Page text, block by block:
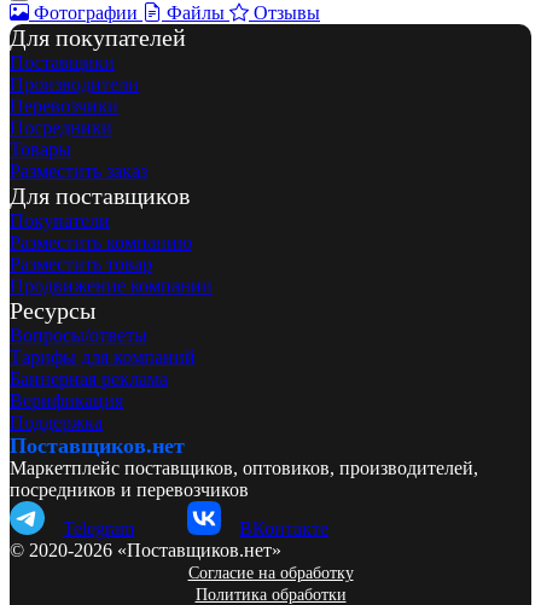
Фотографии Файлы Отзывы
Для покупателей
Поставщики
Производители
Перевозчики
Посредники
Товары
Разместить заказ
Для поставщиков
Покупатели
Разместить компанию
Разместить товар
Продвижение компании
Ресурсы
Вопросы/ответы
Тарифы для компаний
Баннерная реклама
Верификация
Поддержка
Поставщиков.нет
Маркетплейс поставщиков, оптовиков, производителей,
посредников и перевозчиков
Telegram
ВКонтакте
© 2020-2026 «Поставщиков.нет»
Согласие на обработку
Политика обработки